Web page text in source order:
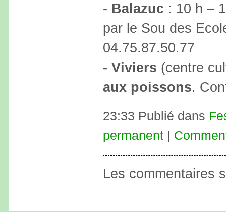
- Balazuc : 10 h –
par le Sou des
04.75.87.50.77
- Viviers (centre
aux poissons.
23:33 Publié dans
permanent
Les commentaires